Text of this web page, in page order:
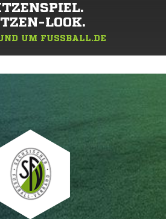
LOOK.
UM FUSSBALL.DE